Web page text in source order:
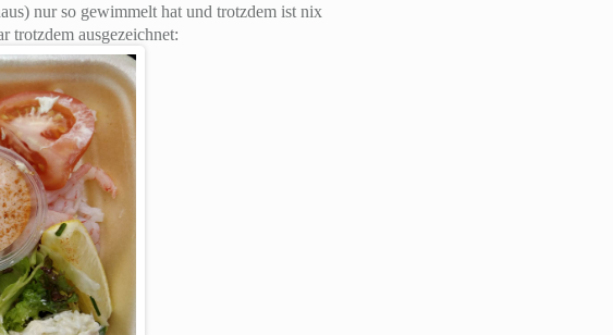
nur so gewimmelt hat und trotzdem ist nix
trotzdem ausgezeichnet: